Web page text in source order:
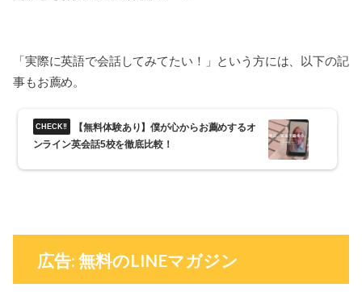
「実際に英語で会話してみてたい！」という方には、以下の記
事もお薦め。
【無料体験あり】僕が心からお薦めするオ
ンライン英会話5校を徹底比較！
広告: 無料のLINEマガジン